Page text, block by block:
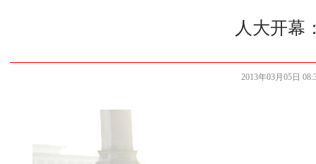
人大开幕
2013年03月05日